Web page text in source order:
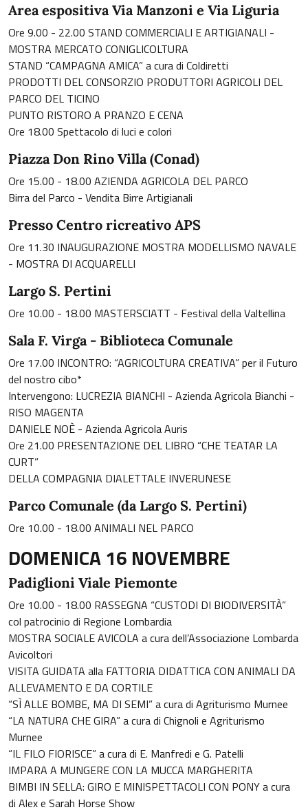
Area espositiva Via Manzoni e Via Liguria
Ore 9.00 - 22.00 STAND COMMERCIALI E ARTIGIANALI -
MOSTRA MERCATO CONIGLICOLTURA
STAND “CAMPAGNA AMICA” a cura di Coldiretti
PRODOTTI DEL CONSORZIO PRODUTTORI AGRICOLI DEL
PARCO DEL TICINO
PUNTO RISTORO A PRANZO E CENA
Ore 18.00 Spettacolo di luci e colori
Piazza Don Rino Villa (Conad)
Ore 15.00 - 18.00 AZIENDA AGRICOLA DEL PARCO
Birra del Parco - Vendita Birre Artigianali
Presso Centro ricreativo APS
Ore 11.30 INAUGURAZIONE MOSTRA MODELLISMO NAVALE
- MOSTRA DI ACQUARELLI
Largo S. Pertini
Ore 10.00 - 18.00 MASTERSCIATT - Festival della Valtellina
Sala F. Virga - Biblioteca Comunale
Ore 17.00 INCONTRO: “AGRICOLTURA CREATIVA” per il Futuro
del nostro cibo*
Intervengono: LUCREZIA BIANCHI - Azienda Agricola Bianchi -
RISO MAGENTA
DANIELE NOÈ - Azienda Agricola Auris
Ore 21.00 PRESENTAZIONE DEL LIBRO “CHE TEATAR LA
CURT”
DELLA COMPAGNIA DIALETTALE INVERUNESE
Parco Comunale (da Largo S. Pertini)
Ore 10.00 - 18.00 ANIMALI NEL PARCO
DOMENICA 16 NOVEMBRE
Padiglioni Viale Piemonte
Ore 10.00 - 18.00 RASSEGNA “CUSTODI DI BIODIVERSITÀ”
col patrocinio di Regione Lombardia
MOSTRA SOCIALE AVICOLA a cura dell’Associazione Lombarda
Avicoltori
VISITA GUIDATA alla FATTORIA DIDATTICA CON ANIMALI DA
ALLEVAMENTO E DA CORTILE
“SÌ ALLE BOMBE, MA DI SEMI” a cura di Agriturismo Murnee
“LA NATURA CHE GIRA” a cura di Chignoli e Agriturismo
Murnee
“IL FILO FIORISCE” a cura di E. Manfredi e G. Patelli
IMPARA A MUNGERE CON LA MUCCA MARGHERITA
BIMBI IN SELLA: GIRO E MINISPETTACOLI CON PONY a cura
di Alex e Sarah Horse Show